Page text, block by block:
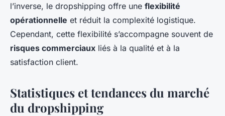
l’inverse, le dropshipping offre une flexibilité
opérationnelle et réduit la complexité logistique.
Cependant, cette flexibilité s’accompagne souvent de
risques commerciaux liés à la qualité et à la
satisfaction client.
Statistiques et tendances du marché
du dropshipping